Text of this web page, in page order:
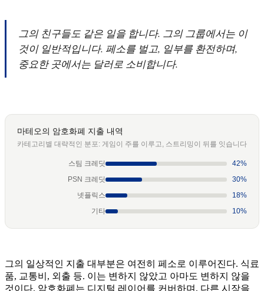
그의 친구들도 같은 일을 합니다. 그의 그룹에서는 이
것이 일반적입니다. 페소를 벌고, 일부를 환전하며,
중요한 곳에서는 달러로 소비합니다.
마테오의 암호화폐 지출 내역
카테고리별 대략적인 분포: 게임이 주를 이루고, 스트리밍이 뒤를 잇습니다
스팀 크레딧
42%
PSN 크레딧
30%
넷플릭스
18%
기타
10%
그의 일상적인 지출 대부분은 여전히 페소로 이루어진다. 식료
품, 교통비, 외출 등. 이는 변하지 않았고 아마도 변하지 않을
것이다. 암호화폐는 디지털 레이어를 커버하며, 다른 시장을